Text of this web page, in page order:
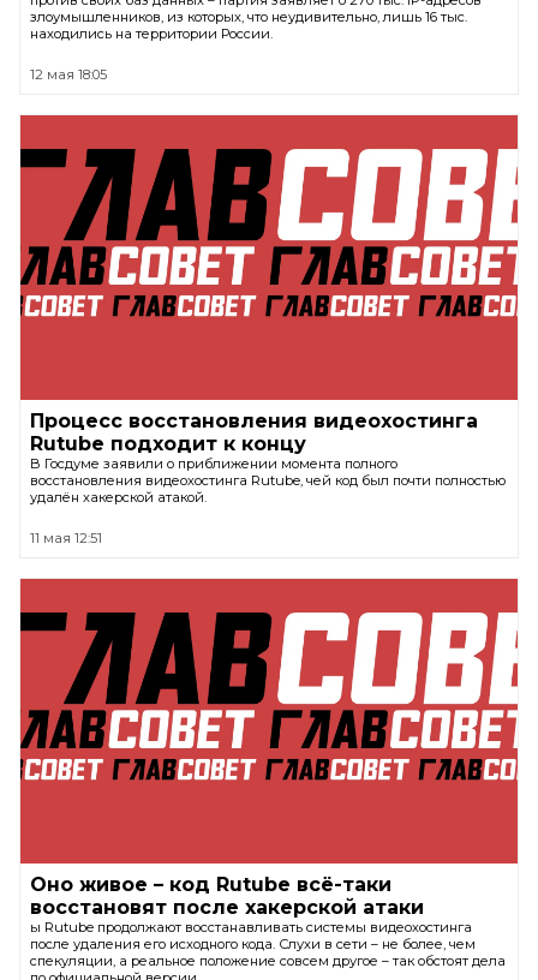
злоумышленников, из которых, что неудивительно, лишь 16 тыс.
находились на территории России.
12 мая 18:05
Процесс восстановления видеохостинга
Rutube подходит к концу
В Госдуме заявили о приближении момента полного
восстановления видеохостинга Rutube, чей код был почти полностью
удалён хакерской атакой.
11 мая 12:51
Оно живое – код Rutube всё-таки
восстановят после хакерской атаки
ы Rutube продолжают восстанавливать системы видеохостинга
после удаления его исходного кода. Слухи в сети – не более, чем
спекуляции, а реальное положение совсем другое – так обстоят дела